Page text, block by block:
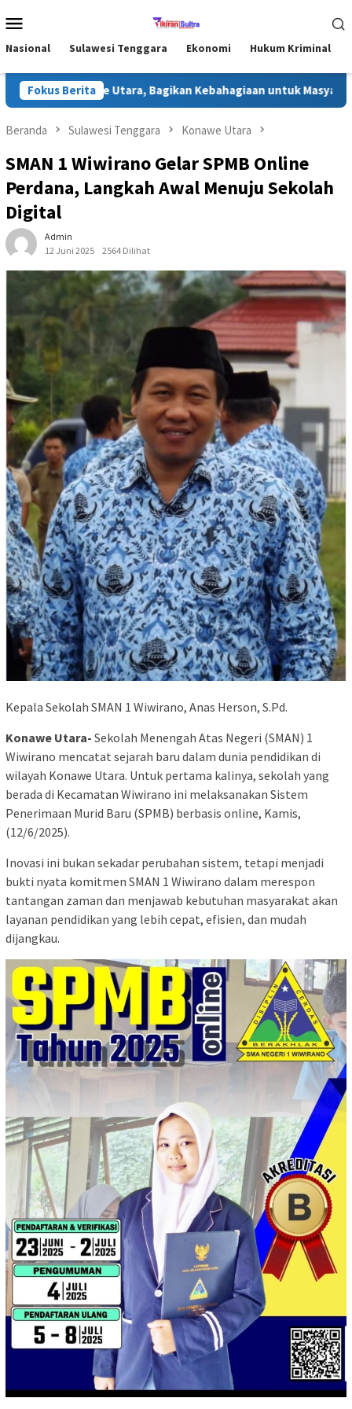
ke
Mobile
Nasional Sulawesi Tenggara Ekonomi Hukum Kriminal
Fokus Berita
Konawe Utara, Bagikan Kebahagiaan untuk Masyarakat
Beranda Sulawesi Tenggara Konawe Utara
SMAN 1 Wiwirano Gelar SPMB Online
Perdana, Langkah Awal Menuju Sekolah
Digital
Admin
12 Juni 2025
2564 Dilihat
Kepala Sekolah SMAN 1 Wiwirano, Anas Herson, S.Pd.
Konawe Utara- Sekolah Menengah Atas Negeri (SMAN) 1
Wiwirano mencatat sejarah baru dalam dunia pendidikan di
wilayah Konawe Utara. Untuk pertama kalinya, sekolah yang
berada di Kecamatan Wiwirano ini melaksanakan Sistem
Penerimaan Murid Baru (SPMB) berbasis online, Kamis,
(12/6/2025).
Inovasi ini bukan sekadar perubahan sistem, tetapi menjadi
bukti nyata komitmen SMAN 1 Wiwirano dalam merespon
tantangan zaman dan menjawab kebutuhan masyarakat akan
layanan pendidikan yang lebih cepat, efisien, dan mudah
dijangkau.